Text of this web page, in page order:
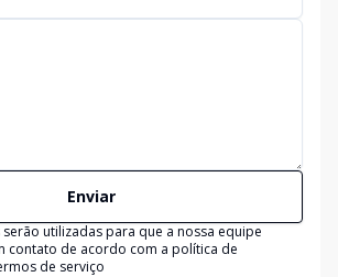
Enviar
utilizadas para que a nossa equipe
contato de acordo com a política de
de serviço